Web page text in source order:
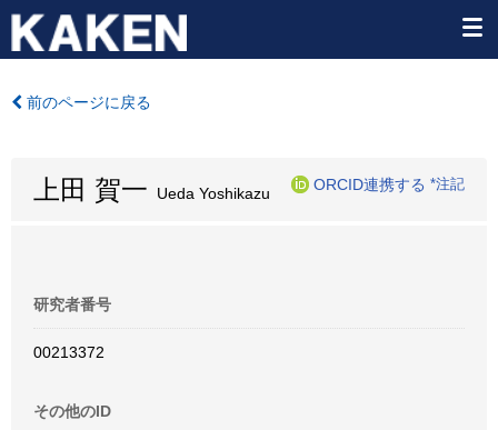
前のページに戻る
上田 賀一 Ueda Yoshikazu
ORCID連携する *注記
研究者番号
00213372
その他のID